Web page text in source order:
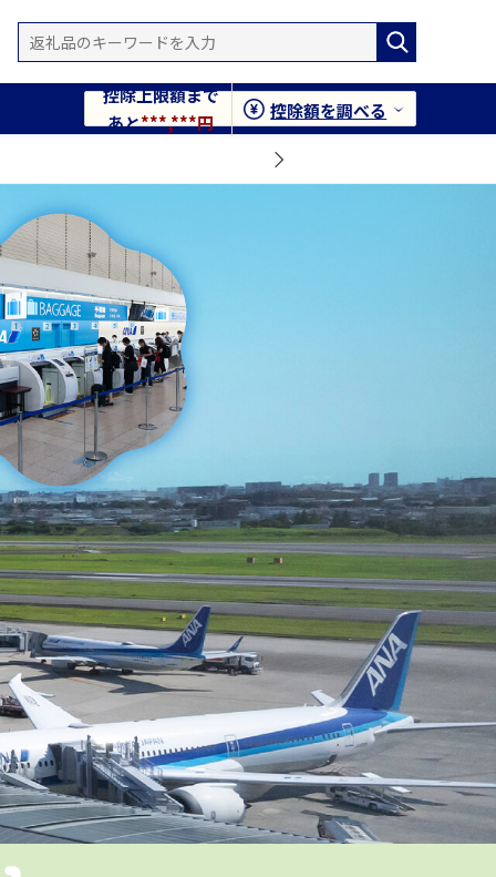
控除上限額まで
あと***,***円
控除額を調べる